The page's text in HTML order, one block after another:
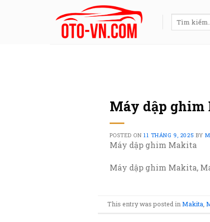
Tìm
kiếm:
Máy dập
POSTED ON11 THÁNG 9, 2025 BY
Máy dập ghim Makita
Máy dập ghim Makita,
This entry was posted in Makita